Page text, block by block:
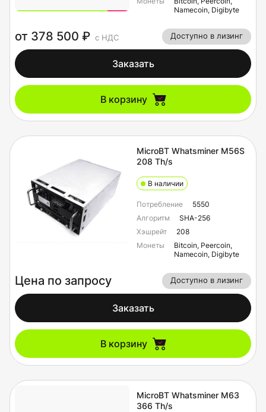
Namecoin, Digibyte
от 378 500 ₽ с НДС Доступно в лизинг
Заказать
В корзину
MicroBT Whatsminer M56S
208 Th/s
В наличии
Потребление
5550
Алгоритм
SHA-256
Хэшрейт
208
Монеты
Bitcoin, Peercoin,
Namecoin, Digibyte
Цена по запросу Доступно в лизинг
Заказать
В корзину
MicroBT Whatsminer M63
366 Th/s